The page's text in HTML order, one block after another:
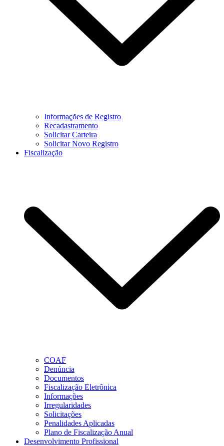
Informações de Registro
Recadastramento
Solicitar Carteira
Solicitar Novo Registro
Fiscalização
COAF
Denúncia
Documentos
Fiscalização Eletrônica
Informações
Irregularidades
Solicitações
Penalidades Aplicadas
Plano de Fiscalização Anual
Desenvolvimento Profissional